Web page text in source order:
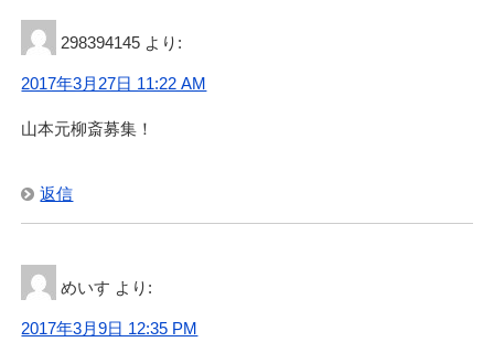
298394145 より:
2017年3月27日 11:22 AM
山本元柳斎募集！
返信
めいす より:
2017年3月9日 12:35 PM